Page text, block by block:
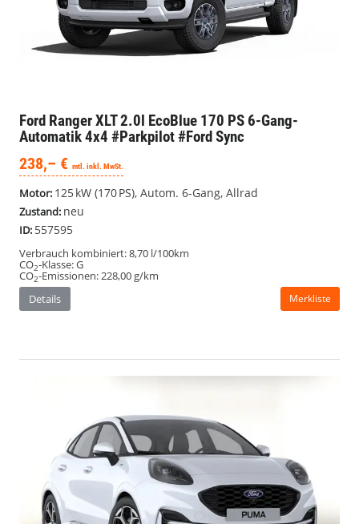
Ford RangerXLT 2.0l EcoBlue 170 PS 6-Gang-
Automatik 4x4 #Parkpilot #Ford Sync
238,– € mtl. inkl. MwSt.
Motor: 125 kW (170 PS), Autom. 6-Gang, Allrad
Zustand: neu
ID: 557595
Verbrauch kombiniert:8,70 l/100km
CO2-Klasse:G
CO2-Emissionen:228,00 g/km
Details
Merkliste